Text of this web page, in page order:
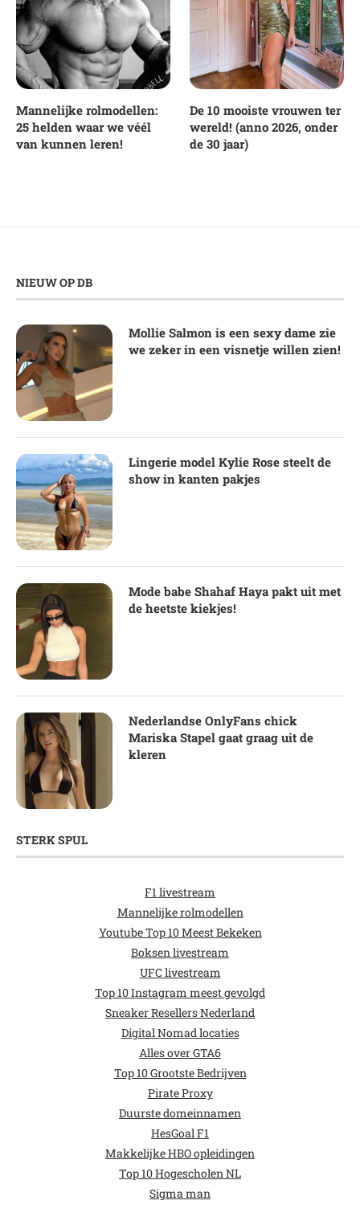
Mannelijke rolmodellen:
25 helden waar we véél
van kunnen leren!
De 10 mooiste vrouwen ter
wereld! (anno 2026, onder
de 30 jaar)
NIEUW OP DB
Mollie Salmon is een sexy dame zie
we zeker in een visnetje willen zien!
Lingerie model Kylie Rose steelt de
show in kanten pakjes
Mode babe Shahaf Haya pakt uit met
de heetste kiekjes!
Nederlandse OnlyFans chick
Mariska Stapel gaat graag uit de
kleren
STERK SPUL
F1 livestream
Mannelijke rolmodellen
Youtube Top 10 Meest Bekeken
Boksen livestream
UFC livestream
Top 10 Instagram meest gevolgd
Sneaker Resellers Nederland
Digital Nomad locaties
Alles over GTA6
Top 10 Grootste Bedrijven
Pirate Proxy
Duurste domeinnamen
HesGoal F1
Makkelijke HBO opleidingen
Top 10 Hogescholen NL
Sigma man